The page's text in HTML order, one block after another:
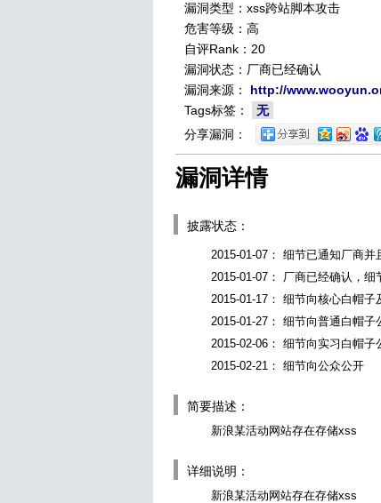
漏洞类型：xss跨站脚本攻击
危害等级：高
自评Rank：20
漏洞状态：厂商已经确认
漏洞来源： http://
Tags标签：
无
分享漏洞：
漏洞详情
披露状态：
2015-01-07： 细节已通知厂商并
2015-01-07： 厂商已经确认，细
2015-01-17： 细节向核心白帽子
2015-01-27： 细节向普通白帽子
2015-02-06： 细节向实习白帽子
2015-02-21： 细节向公众公开
简要描述：
新浪某活动网站存在存储xss
详细说明：
新浪某活动网站存在存储xss